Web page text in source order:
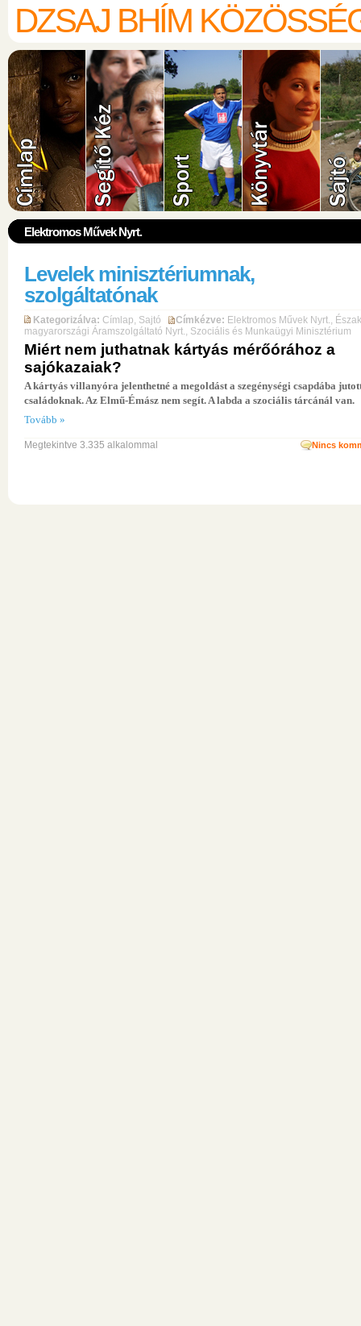
DZSAJ BHÍM
Elektromos Művek Nyrt.
Levelek minisztériumnak,
szolgáltatónak
Kategorizálva: Címlap, Sajtó Címkézve: Elektromos Művek Nyrt.,
magyarországi Áramszolgáltató Nyrt., Szociális és Munkaügyi Minisztérium
Miért nem juthatnak kártyás mérőórához a
sajókazaiak?
A kártyás villanyóra jelenthetné a megoldást a szegénységi csapdába
családoknak. Az Elmű-Émász nem segít. A labda a szociális tárcánál van.
Tovább »
Nincs
Megtekintve 3.335 alkalommal